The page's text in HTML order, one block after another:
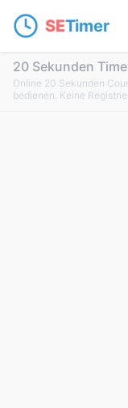
SETimer
20 Sekunden
Online 20 Sekunden
bedienen. Keine